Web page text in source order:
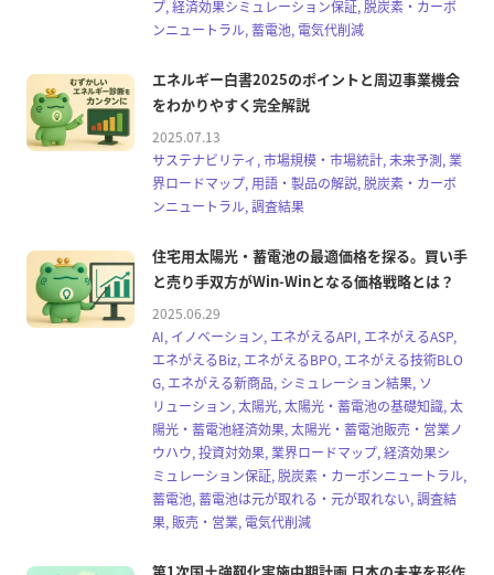
プ, 経済効果シミュレーション保証, 脱炭素・カーボ
ンニュートラル, 蓄電池, 電気代削減
エネルギー白書2025のポイントと周辺事業機会
をわかりやすく完全解説
2025.07.13
サステナビリティ, 市場規模・市場統計, 未来予測, 業
界ロードマップ, 用語・製品の解説, 脱炭素・カーボ
ンニュートラル, 調査結果
住宅用太陽光・蓄電池の最適価格を探る。買い手
と売り手双方がWin-Winとなる価格戦略とは？
2025.06.29
AI, イノベーション, エネがえるAPI, エネがえるASP,
エネがえるBiz, エネがえるBPO, エネがえる技術BLO
G, エネがえる新商品, シミュレーション結果, ソ
リューション, 太陽光, 太陽光・蓄電池の基礎知識, 太
陽光・蓄電池経済効果, 太陽光・蓄電池販売・営業ノ
ウハウ, 投資対効果, 業界ロードマップ, 経済効果シ
ミュレーション保証, 脱炭素・カーボンニュートラル,
蓄電池, 蓄電池は元が取れる・元が取れない, 調査結
果, 販売・営業, 電気代削減